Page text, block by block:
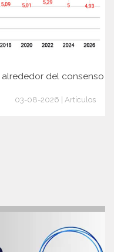
del consenso
03-08-2026 | Artículos